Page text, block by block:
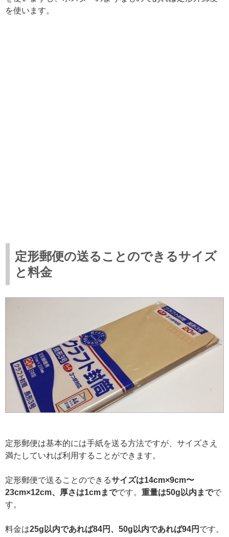
を使います。
定形郵便の送ることのできるサイズ
と料金
定形郵便は基本的には手紙を送る方法ですが、サイズさえ
満たしていれば利用することができます。
定形郵便で送ることのできるサイズは14cm×9cm〜
23cm×12cm、厚さは1cmまでです。 重量は50g以内までで
す。
料金は25g以内であれば84円、50g以内であれば94円 です。